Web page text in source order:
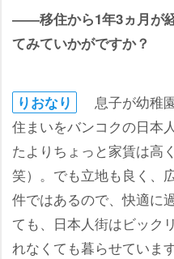
――移住から1年3ヵ月が
てみていかがですか？
りおなり
息子が幼稚
住まいをバンコクの日本
たよりちょっと家賃は高
笑）。でも立地も良く、
件ではあるので、快適に
ても、日本人街はビック
れなくても暮らせています